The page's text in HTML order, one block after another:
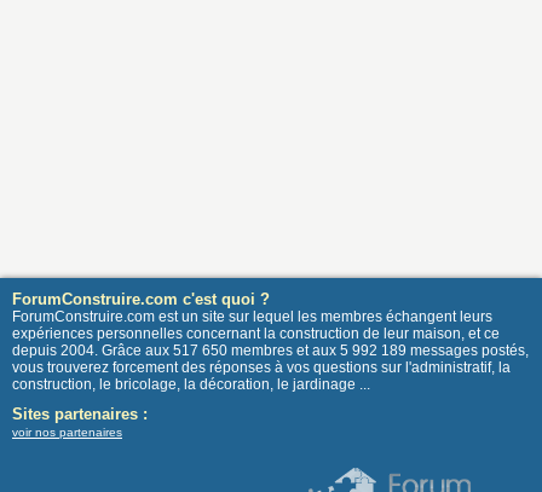
ForumConstruire.com c'est quoi ?
ForumConstruire.com est un site sur lequel les membres échangent leurs
expériences personnelles concernant la construction de leur maison, et ce
depuis 2004. Grâce aux 517 650 membres et aux 5 992 189 messages postés,
vous trouverez forcement des réponses à vos questions sur l'administratif, la
construction, le bricolage, la décoration, le jardinage ...
Sites partenaires :
voir nos partenaires